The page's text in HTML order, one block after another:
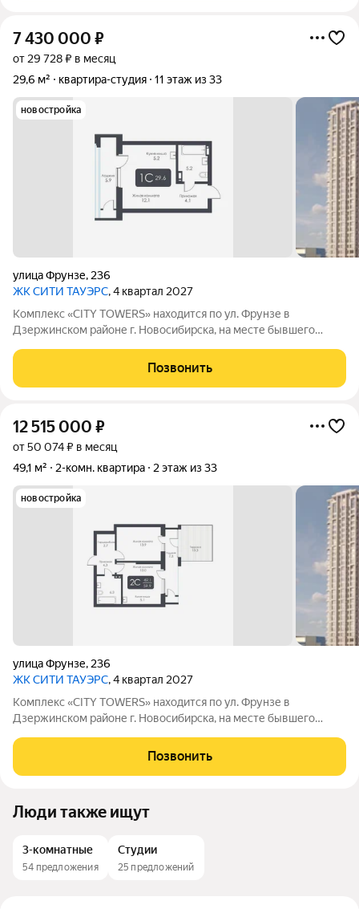
7 430 000 ₽
от 29 728 ₽ в месяц
29,6 м²
квартира-студия 11 этаж из 33
новостройка
улица Фрунзе, 236
ЖК CИТИ ТАУЭРС, 4 квартал 2027
Комплекс «CITY TOWERS» находится по ул. Фрунзе в
Дзержинском районе г. Новосибирска, на месте бывшего
представляет замкнутую постройку из трех башен. Две башни
30 этажей и одна 25-этажная
Позвонить
12 515 000 ₽
от 50 074 ₽ в месяц
49,1 м²
2-комн. квартира 2 этаж из 33
новостройка
улица Фрунзе, 236
ЖК CИТИ ТАУЭРС, 4 квартал 2027
Комплекс «CITY TOWERS» находится по ул. Фрунзе в
Дзержинском районе г. Новосибирска, на месте бывшего
представляет замкнутую постройку из трех башен. Две башни
30 этажей и одна 25-этажная
Позвонить
Люди также ищут
3-комнатные
54 предложения
Студии
25 предложений